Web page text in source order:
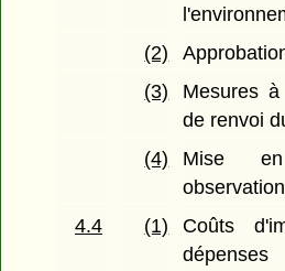
(2)
(3)
Mesures
de renvoi
(4)
Mise
4.4
(1)
Coûts